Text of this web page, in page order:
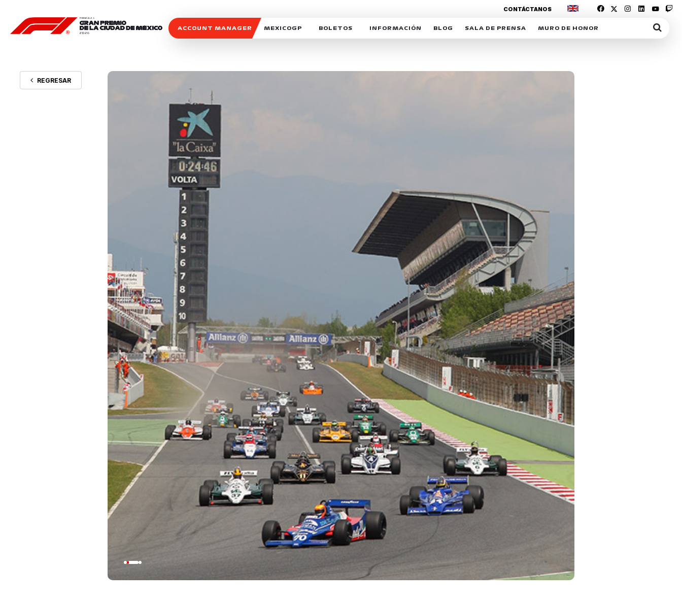
ACCOUNT MANAGER MEXICOGP BOLETOS INFORMACIÓN
LEGALES TICKETMASTER
BLOG SALA DE PRENSA MURO DE HONOR
CONTÁCTANOS
REGRESAR